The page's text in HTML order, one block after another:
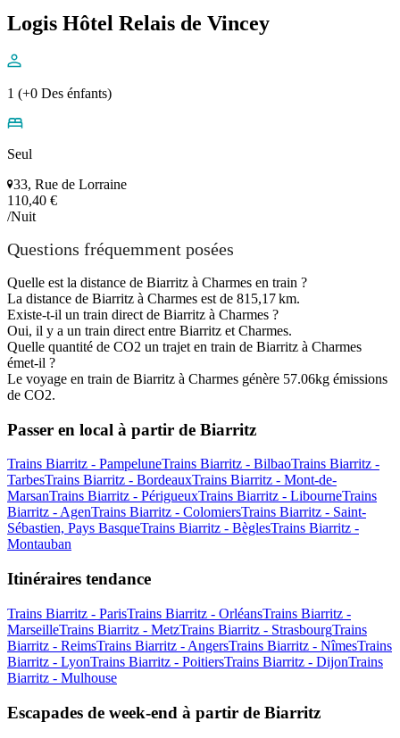
Logis Hôtel Relais de Vincey
1 (+0 Des énfants)
Seul
33, Rue de Lorraine
110,40 €
/Nuit
Questions fréquemment posées
Quelle est la distance de Biarritz à Charmes en train ?
La distance de Biarritz à Charmes est de 815,17 km.
Existe-t-il un train direct de Biarritz à Charmes ?
Oui, il y a un train direct entre Biarritz et Charmes.
Quelle quantité de CO2 un trajet en train de Biarritz à Charmes
émet-il ?
Le voyage en train de Biarritz à Charmes génère 57.06kg émissions
de CO2.
Passer en local à partir de Biarritz
Trains Biarritz - PampeluneTrains Biarritz - BilbaoTrains Biarritz -
TarbesTrains Biarritz - BordeauxTrains Biarritz - Mont-de-
MarsanTrains Biarritz - PérigueuxTrains Biarritz - LibourneTrains
Biarritz - AgenTrains Biarritz - ColomiersTrains Biarritz - Saint-
Sébastien, Pays BasqueTrains Biarritz - BèglesTrains Biarritz -
Montauban
Itinéraires tendance
Trains Biarritz - ParisTrains Biarritz - OrléansTrains Biarritz -
MarseilleTrains Biarritz - MetzTrains Biarritz - StrasbourgTrains
Biarritz - ReimsTrains Biarritz - AngersTrains Biarritz - NîmesTrains
Biarritz - LyonTrains Biarritz - PoitiersTrains Biarritz - DijonTrains
Biarritz - Mulhouse
Escapades de week-end à partir de Biarritz